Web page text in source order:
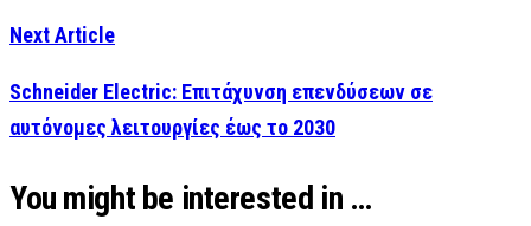
Next Article
Schneider Electric: Επιτάχυνση επενδύσεων σε
αυτόνομες λειτουργίες έως το 2030
You might be interested in …